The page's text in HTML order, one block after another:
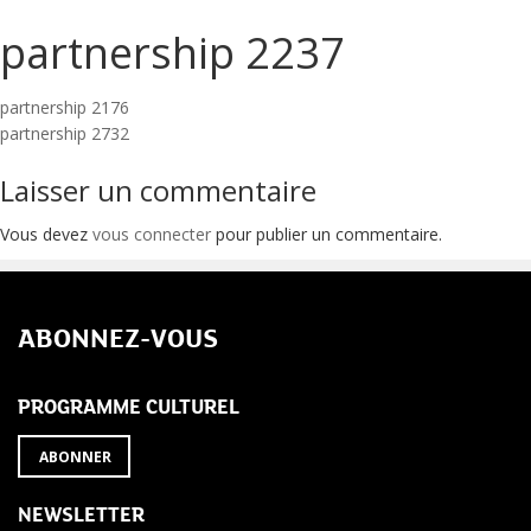
partnership 2237
Navigation
l’article
partnership 2176
partnership 2732
Laisser un commentaire
Vous devez vous connecter pour publier un commentaire.
ABONNEZ-VOUS
PROGRAMME CULTUREL
ABONNER
NEWSLETTER